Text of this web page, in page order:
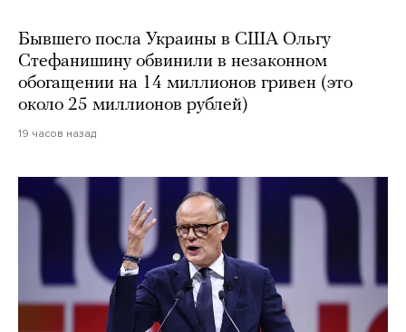
Бывшего посла Украины в США Ольгу
Стефанишину обвинили в незаконном
обогащении на 14 миллионов гривен (это
около 25 миллионов рублей)
19 часов назад